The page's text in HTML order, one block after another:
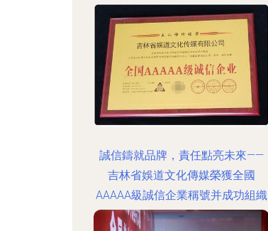
誠信鑄就品牌，責任點亮未來——
吉林省娛道文化傳媒榮獲全國
AAAAA級誠信企業稱號并成功組織
公益活動